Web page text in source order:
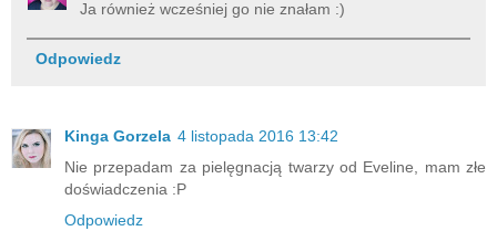
Ja również wcześniej go nie znałam :)
Odpowiedz
Kinga Gorzela 4 listopada 2016 13:42
Nie przepadam za pielęgnacją twarzy od Eveline, mam złe
doświadczenia :P
Odpowiedz